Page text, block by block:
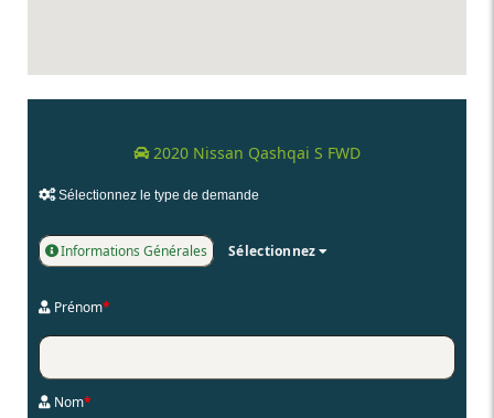
2020 Nissan Qashqai S FWD
Sélectionnez le type de demande
Informations Générales Sélectionnez
Prénom*
Nom*